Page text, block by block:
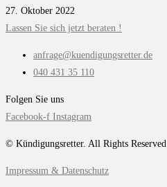
27. Oktober 2022
Lassen Sie sich jetzt beraten !
anfrage@kuendigungsretter.de
040 431 35 110
Folgen Sie uns
Facebook-f Instagram
© Kündigungsretter. All Rights Reserved
Impressum & Datenschutz